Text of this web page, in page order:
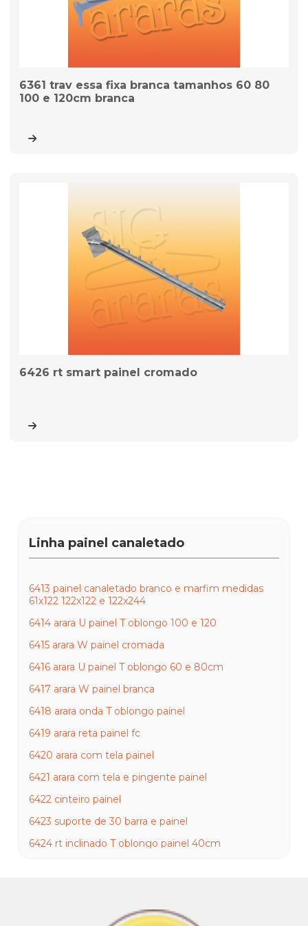
6361 trav essa fixa branca tamanhos 60 80
100 e 120cm branca
6426 rt smart painel cromado
Linha painel canaletado
6413 painel canaletado branco e marfim medidas
61x122 122x122 e 122x244
6414 arara U painel T oblongo 100 e 120
6415 arara W painel cromada
6416 arara U painel T oblongo 60 e 80cm
6417 arara W painel branca
6418 arara onda T oblongo painel
6419 arara reta painel fc
6420 arara com tela painel
6421 arara com tela e pingente painel
6422 cinteiro painel
6423 suporte de 30 barra e painel
6424 rt inclinado T oblongo painel 40cm
6427 rt inclinado painel branco